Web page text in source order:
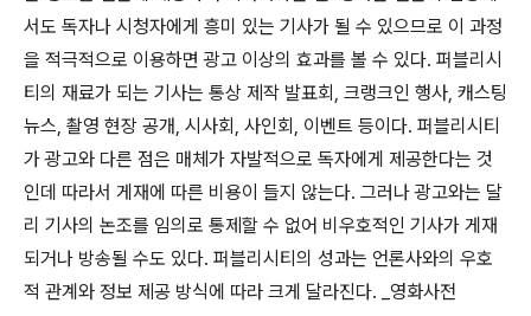
서도 독자나 시청자에게 흥미 있는 기사가 될 수 있으므로 이 과정
을 적극적으로 이용하면 광고 이상의 효과를 볼 수 있다. 퍼블리시
티의 재료가 되는 기사는 통상 제작 발표회, 크랭크인 행사, 캐스팅
뉴스, 촬영 현장 공개, 시사회, 사인회, 이벤트 등이다. 퍼블리시티
가 광고와 다른 점은 매체가 자발적으로 독자에게 제공한다는 것
인데 따라서 게재에 따른 비용이 들지 않는다. 그러나 광고와는 달
리 기사의 논조를 임의로 통제할 수 없어 비우호적인 기사가 게재
되거나 방송될 수도 있다. 퍼블리시티의 성과는 언론사와의 우호
적 관계와 정보 제공 방식에 따라 크게 달라진다. _영화사전